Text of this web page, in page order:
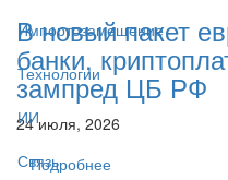
Импортозамещение
Технологии
ИИ
Связь
В новый пакет
банки,
зампред ЦБ РФ
24 июля, 2026
Подробнее